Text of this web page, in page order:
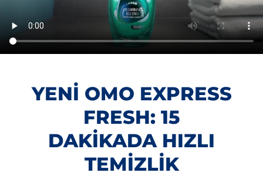
YENİ OMO EXPRESS
FRESH: 15
DAKİKADA HIZLI
TEMİZLİK